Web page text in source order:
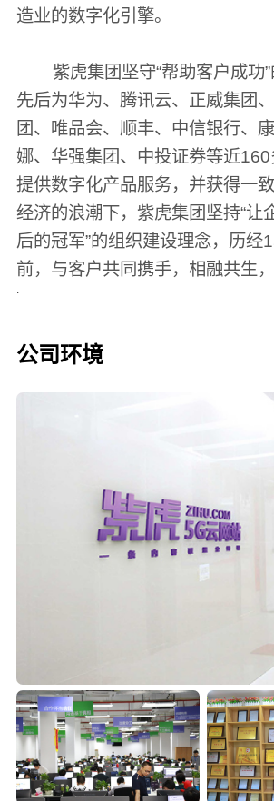
造业的数字化引擎。
紫虎集团坚守“帮助客户成功”
先后为华为、腾讯云、正威集团
团、唯品会、顺丰、中信银行、
娜、华强集团、中投证券等近
提供数字化产品服务，并获得一
经济的浪潮下，紫虎集团坚持“让
后的冠军”的组织建设理念，历经
前，与客户共同携手，相融共生，
.
公司环境